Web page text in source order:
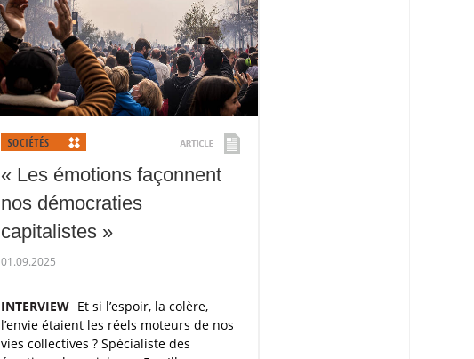
« Les émotions façonnent
nos démocraties
capitalistes »
01.09.2025
INTERVIEW Et si l’espoir, la colère,
l’envie étaient les réels moteurs de nos
vies collectives ? Spécialiste des